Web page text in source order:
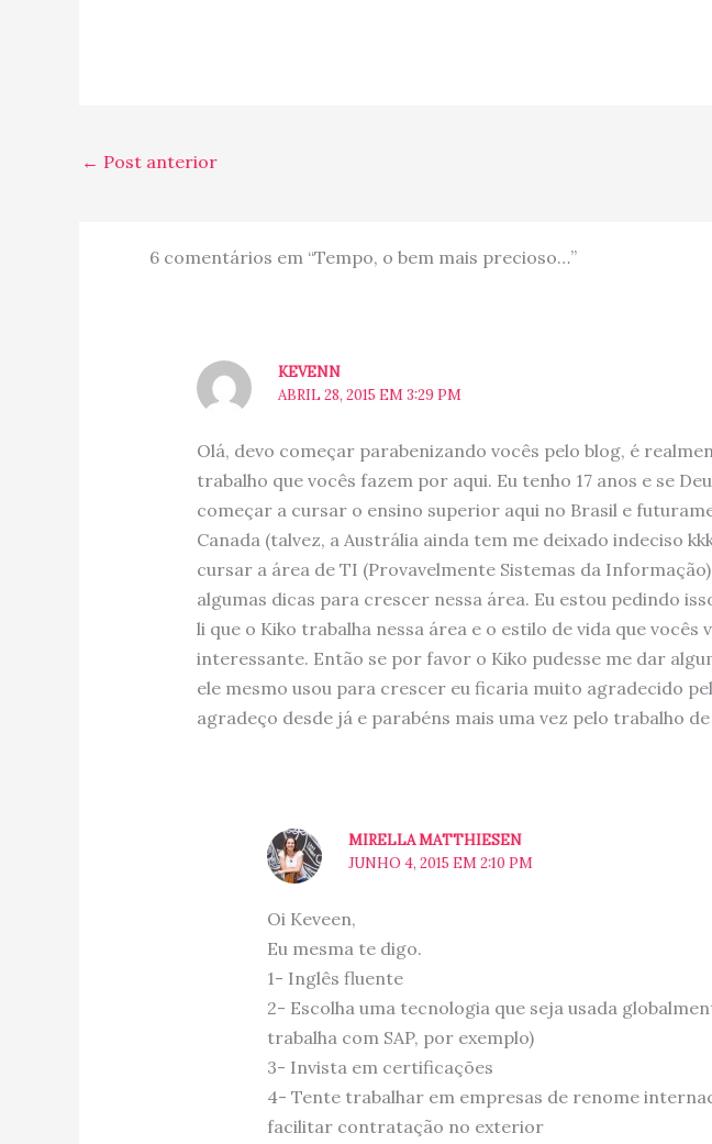
← Post anterior
6 comentários em “Tempo, o bem mais precioso…”
KEVENN
ABRIL 28, 2015 EM 3:29 PM
Olá, devo começar parabenizando vocês pelo blog, é
trabalho que vocês fazem por aqui. Eu tenho 17 anos e se
começar a cursar o ensino superior aqui no Brasil e
Canada (talvez, a Austrália ainda tem me deixado indeciso
cursar a área de TI (Provavelmente Sistemas da
algumas dicas para crescer nessa área. Eu estou pedindo
li que o Kiko trabalha nessa área e o estilo de vida que vocês
interessante. Então se por favor o Kiko pudesse me dar
ele mesmo usou para crescer eu ficaria muito agradecido
agradeço desde já e parabéns mais uma vez pelo trabalho de
MIRELLA MATTHIESEN
JUNHO 4, 2015 EM 2:10 PM
Oi Keveen,
Eu mesma te digo.
1- Inglês fluente
2- Escolha uma tecnologia que seja usada
trabalha com SAP, por exemplo)
3- Invista em certificações
4- Tente trabalhar em empresas de renome
facilitar contratação no exterior